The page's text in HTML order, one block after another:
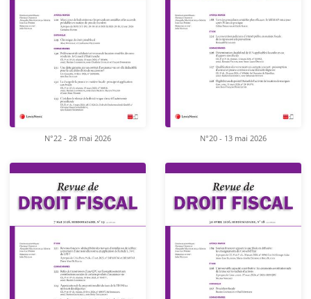
N°22 - 28 mai 2026 N°20 - 13 mai 2026